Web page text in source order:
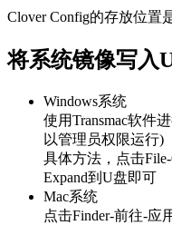
Clover Config的存放位置
将系统镜像写入
Windows系统
使用Transmac软件
以管理员权限运行)
具体方法，点击
Expand到U盘即可
Mac系统
点击Finder-前往-应